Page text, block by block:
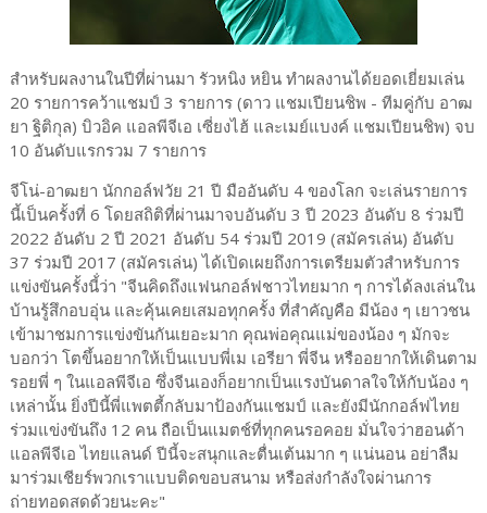
สำหรับผลงานในปีที่ผ่านมา รัวหนิง หยิน ทำผลงานได้ยอดเยี่ยมเล่น
20 รายการคว้าแชมป์ 3 รายการ (ดาว แชมเปียนชิพ - ทีมคู่กับ อาฒ
ยา ฐิติกุล) บิวอิค แอลพีจีเอ เซี่ยงไฮ้ และเมย์แบงค์ แชมเปียนชิพ) จบ
10 อันดับแรกรวม 7 รายการ
จีโน่-อาฒยา นักกอล์ฟวัย 21 ปี มืออันดับ 4 ของโลก จะเล่นรายการ
นี้เป็นครั้งที่ 6 โดยสถิติที่ผ่านมาจบอันดับ 3 ปี 2023 อันดับ 8 ร่วมปี
2022 อันดับ 2 ปี 2021 อันดับ 54 ร่วมปี 2019 (สมัครเล่น) อันดับ
37 ร่วมปี 2017 (สมัครเล่น) ได้เปิดเผยถึงการเตรียมตัวสำหรับการ
แข่งขันครั้งนี้่ว่า "จีนคิดถึงแฟนกอล์ฟชาวไทยมาก ๆ การได้ลงเล่นใน
บ้านรู้สึกอบอุ่น และคุ้นเคยเสมอทุกครั้ง ที่สำคัญคือ มีน้อง ๆ เยาวชน
เข้ามาชมการแข่งขันกันเยอะมาก คุณพ่อคุณแม่ของน้อง ๆ มักจะ
บอกว่า โตขึ้นอยากให้เป็นแบบพี่เม เอรียา พี่จีน หรืออยากให้เดินตาม
รอยพี่ ๆ ในแอลพีจีเอ ซึ่งจีนเองก็อยากเป็นแรงบันดาลใจให้กับน้อง ๆ
เหล่านั้น ยิ่งปีนี้พี่แพตตี้กลับมาป้องกันแชมป์ และยังมีนักกอล์ฟไทย
ร่วมแข่งขันถึง 12 คน ถือเป็นแมตช์ที่ทุกคนรอคอย มั่นใจว่าฮอนด้า
แอลพีจีเอ ไทยแลนด์ ปีนี้จะสนุกและตื่นเต้นมาก ๆ แน่นอน อย่าลืม
มาร่วมเชียร์พวกเราแบบติดขอบสนาม หรือส่งกำลังใจผ่านการ
ถ่ายทอดสดด้วยนะคะ"